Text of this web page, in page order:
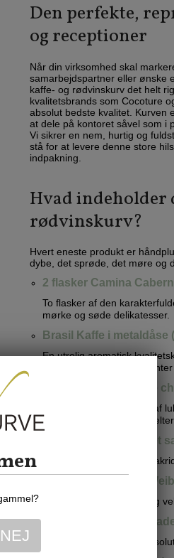
Den perfekte,
og receptioner
Når din virksomhed skal
samarbejdspartner eller ønske
kaffe- og rødvinskurv det helt
kvalitetsbrands som Cocoture
absolut bedste kvalitet. Kurven
at dele på kontoret såvel som i
Vi sikrer en nem, hurtig og
stå for at levere denne store
indpakning.
Hvad indeholder
rødvinskurv?
Hvert eneste produkt er
dybe, det sprøde, det møre og
2 flasker Camina
To flasker af den
mørke og søde delikatesser.
Brasil Kaffe i metaldåse
En utrolig aromatisk
der kan genbruges og
Enkeltvis indpakkede
Et overvældende udvalg af
smagsoplevelser, der
Stor pose Lakridseriet
Den ultimative, dybe
Apotekerlakrids fra
Klassiske, bløde og utrolig
Cocoture Lys
Fløjlsblød chokolade i
NEJ